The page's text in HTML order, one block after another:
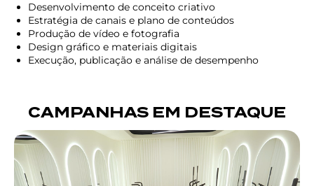
Desenvolvimento de conceito criativo
Estratégia de canais e plano de conteúdos
Produção de vídeo e fotografia
Design gráfico e materiais digitais
Execução, publicação e análise de desempenho
CAMPANHAS EM DESTAQUE